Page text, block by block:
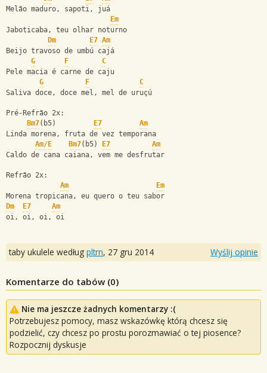
Melão maduro, sapoti, juá
Em
Jaboticaba, teu olhar noturno
Dm
E7 Am
Beijo travoso de umbú cajá
G
F
C
Pele macia é carne de caju
G
F
C
Saliva doce, doce mel, mel de uruçú
Pré-Refrão 2x:
Bm7(b5) E7
Am
Linda morena, fruta de vez temporana
Am/E
Bm7(b5) E7
Am
Caldo de cana caiana, vem me desfrutar
Refrão 2x:
Am
Em
Morena tropicana, eu quero o teu sabor
Dm
E7
Am
oi, oi, oi, oi
taby ukulele według pltrn, 27 gru 2014 Wyślij opinie
Komentarze do tabów (0)
Nie ma jeszcze żadnych komentarzy :(
Potrzebujesz pomocy, masz wskazówkę którą chcesz się
podzielić, czy chcesz po prostu porozmawiać o tej piosence?
Rozpocznij dyskusje